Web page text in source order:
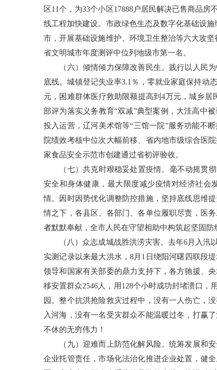
区11个，为33个小区17888户居民解决已售商品
线工程加快建设。市政绿色生态及数字化基础设
市，开展基础设施维护、环境卫生整治等六大攻
省文明城市年度测评中位列地级市第一名。
（六）倾情倾力保障改善民生。践行以人民为
底线。城镇登记失业率3.1％，零就业家庭保持动
元，困难群体医疗救助限额提高到4万元，城乡居
部评为落实义务教育“双减”典型案例，大洼高中
投入运营，辽河美术馆等“三馆一院”服务功能不
院绩效考核中位次大幅前移、省内地市级综合医
家食品安全示范市创建通过省初评验收。
（七）共克时艰稳妥处置疫情。毫不动摇贯彻
安全和身体健康，最大限度减少疫情对经济社会
情。因时因势优化调整防控措施，坚持底线思维
情之下，各县区、各部门、各单位履职尽责，医
者默默奉献，全市人民在守望相助中构筑起坚固
（八）众志成城战胜洪涝灾害。去年6月入汛以
实测记录以来最大洪水，8月1日绕阳河曙四联段
领导和国家有关部委的鼎力支持下，各方驰援、
移安置群众2546人，用128个小时成功封堵溃口
园。整个抗洪抢险救灾过程中，没有一人伤亡，
入河海，没有一名受灾群众不能温暖过冬，打赢
不休的无穷伟力！
（九）迎难而上防范化解风险。统筹发展和安
企业托管责任，市场化法治化推进企业处置，健